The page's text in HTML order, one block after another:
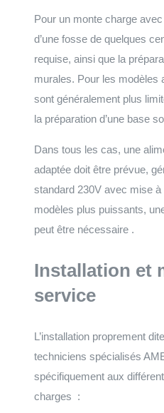
Pour un monte charge
d’une fosse de quelques
requise, ainsi que la
murales. Pour les modèles
sont généralement plus
la préparation d’une base
Dans tous les cas, une
adaptée doit être prévue,
standard 230V avec mise
modèles plus puissants,
peut être nécessaire .
Installation et
service
L’installation proprement
techniciens spécialisés
spécifiquement aux
charges :